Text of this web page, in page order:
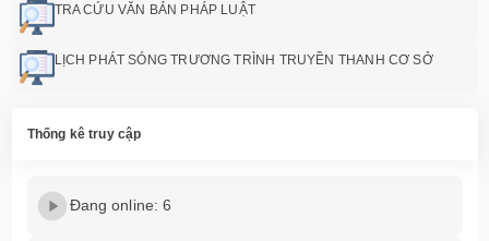
TRA CỨU VĂN BẢN PHÁP LUẬT
LỊCH PHÁT SÓNG TRƯƠNG TRÌNH TRUYỀN THANH CƠ SỞ
Thống kê truy cập
Đang online: 6